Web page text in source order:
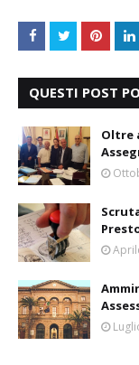
QUESTI POST
Oltre